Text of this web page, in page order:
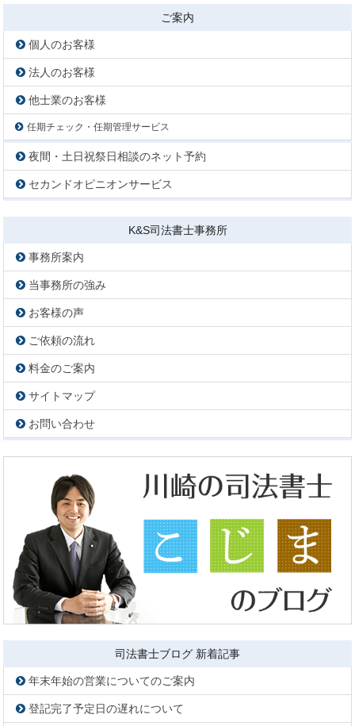
ご案内
個人のお客様
法人のお客様
他士業のお客様
任期チェック・任期管理サービス
夜間・土日祝祭日相談のネット予約
セカンドオピニオンサービス
K&S司法書士事務所
事務所案内
当事務所の強み
お客様の声
ご依頼の流れ
料金のご案内
サイトマップ
お問い合わせ
司法書士ブログ 新着記事
年末年始の営業についてのご案内
登記完了予定日の遅れについて